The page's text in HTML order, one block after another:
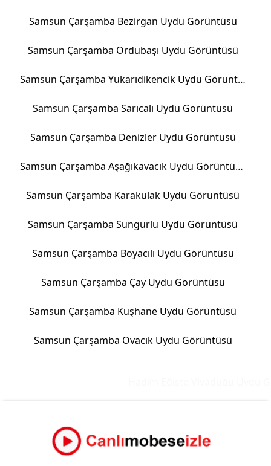
Samsun Çarşamba Bezirgan Uydu Görüntüsü
Samsun Çarşamba Ordubaşı Uydu Görüntüsü
Samsun Çarşamba Yukarıdikencik Uydu Görüntüsü
Samsun Çarşamba Sarıcalı Uydu Görüntüsü
Samsun Çarşamba Denizler Uydu Görüntüsü
Samsun Çarşamba Aşağıkavacık Uydu Görüntüsü
Samsun Çarşamba Karakulak Uydu Görüntüsü
Samsun Çarşamba Sungurlu Uydu Görüntüsü
Samsun Çarşamba Boyacılı Uydu Görüntüsü
Samsun Çarşamba Çay Uydu Görüntüsü
Samsun Çarşamba Kuşhane Uydu Görüntüsü
Samsun Çarşamba Ovacık Uydu Görüntüsü